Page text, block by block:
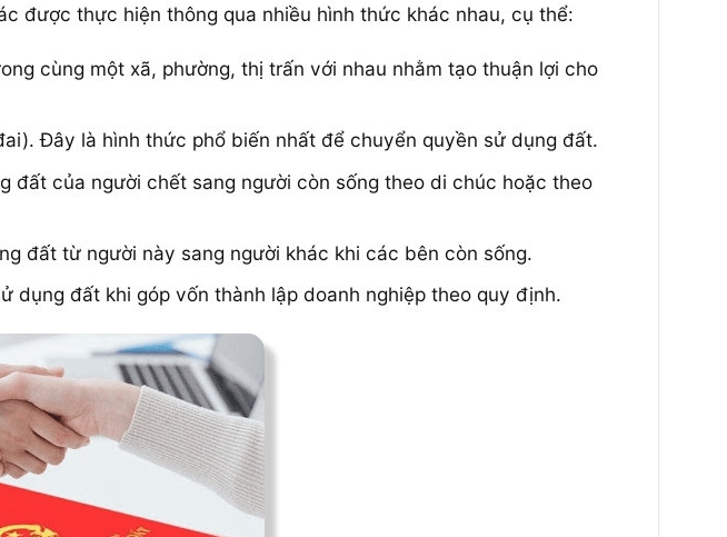
được thực hiện thông qua nhiều hình thức khác nhau, cụ thể:
cùng một xã, phường, thị trấn với nhau nhằm tạo thuận lợi cho
Đây là hình thức phổ biến nhất để chuyển quyền sử dụng đất.
của người chết sang người còn sống theo di chúc hoặc theo
đất từ người này sang người khác khi các bên còn sống.
dụng đất khi góp vốn thành lập doanh nghiệp theo quy định.